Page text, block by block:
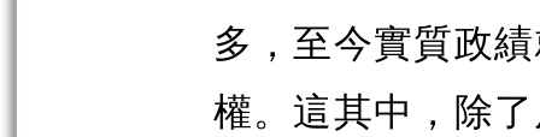
多，至今實質政
權。這其中，除